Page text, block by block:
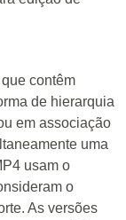
contêm
de hierarquia
em associação
uma
usam o
o
As versões